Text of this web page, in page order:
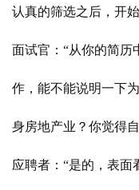
认真的筛选之后，开
面试官：“从你的简历
作，能不能说明一下
身房地产业？你觉得
应聘者：“是的，表